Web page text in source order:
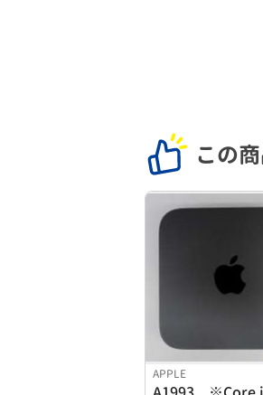
この
APPLE